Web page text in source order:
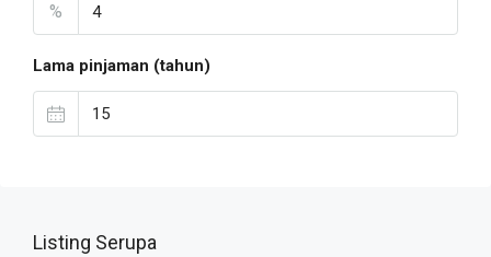
%
Lama pinjaman (tahun)
Listing Serupa